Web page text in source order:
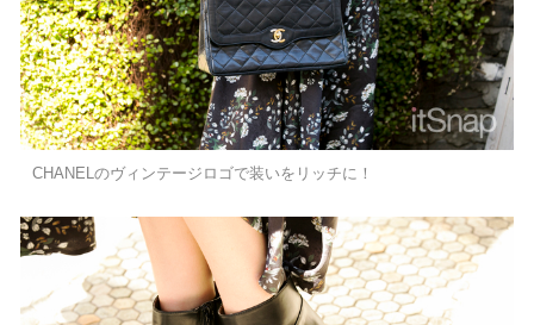
CHANELのヴィンテージロゴで装いをリッチに！